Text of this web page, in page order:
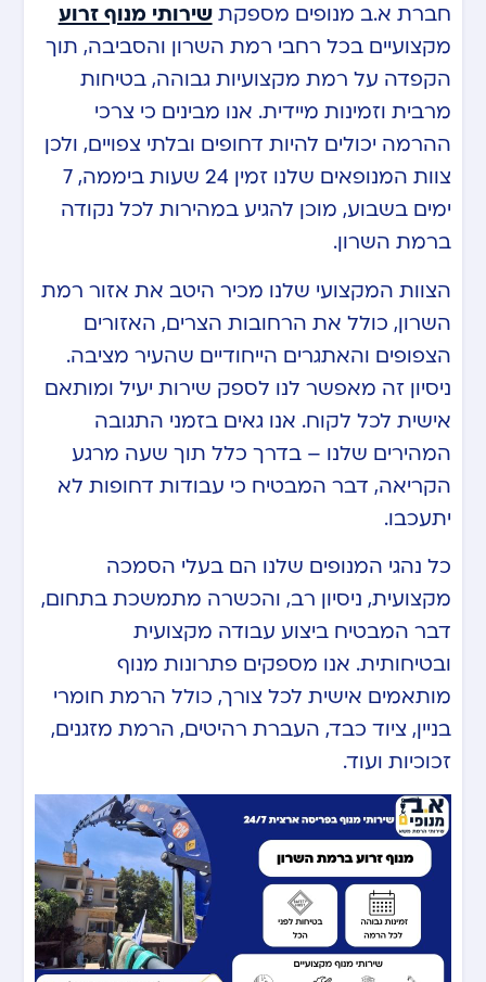
חברת א.ב מנופים מספקתשירותי מנוף זרוע
מקצועיים בכל רחבי רמת השרון והסביבה, תוך
הקפדה על רמת מקצועיות גבוהה, בטיחות
מרבית וזמינות מיידית. אנו מבינים כי צרכי
ההרמה יכולים להיות דחופים ובלתי צפויים, ולכן
צוות המנופאים שלנו זמין 24 שעות ביממה, 7
ימים בשבוע, מוכן להגיע במהירות לכל נקודה
ברמת השרון.
הצוות המקצועי שלנו מכיר היטב את אזור רמת
השרון, כולל את הרחובות הצרים, האזורים
הצפופים והאתגרים הייחודיים שהעיר מציבה.
ניסיון זה מאפשר לנו לספק שירות יעיל ומותאם
אישית לכל לקוח. אנו גאים בזמני התגובה
המהירים שלנו – בדרך כלל תוך שעה מרגע
הקריאה, דבר המבטיח כי עבודות דחופות לא
יתעכבו.
כל נהגי המנופים שלנו הם בעלי הסמכה
מקצועית, ניסיון רב, והכשרה מתמשכת בתחום,
דבר המבטיח ביצוע עבודה מקצועית
ובטיחותית. אנו מספקים פתרונות מנוף
מותאמים אישית לכל צורך, כולל הרמת חומרי
בניין, ציוד כבד, העברת רהיטים, הרמת מזגנים,
זכוכיות ועוד.